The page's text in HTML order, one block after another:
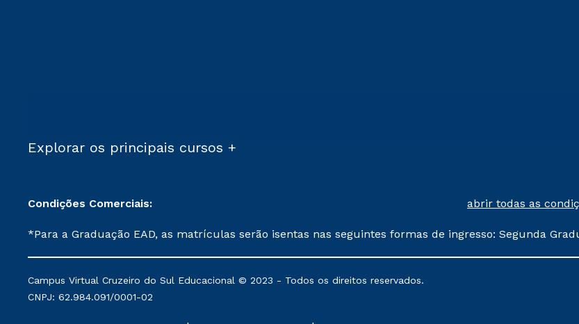
Explorar os principais cursos +
Condições Comerciais: abrir todas as
*Para a Graduação EAD, as matrículas serão isentas nas seguintes formas de ingresso: Segunda
mantidos conforme negociação. Descontos institucionais poderão sofrer alterações nos períodos de
serviços.
Campus Virtual Cruzeiro do Sul Educacional © 2023 - Todos os direitos reservados.
CNPJ: 62.984.091/0001-02